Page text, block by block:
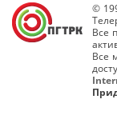
©
Все
Все